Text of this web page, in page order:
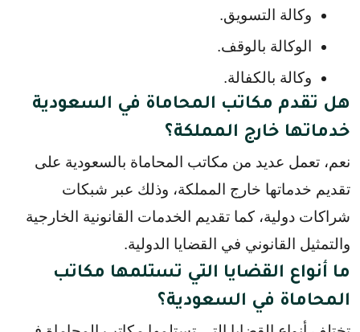
وكالة التسويق.
الوكالة بالوقف.
وكالة بالكفالة.
هل تقدم مكاتب المحاماة في السعودية
خدماتها خارج المملكة؟
نعم، تعمل عديد من مكاتب المحاماة بالسعودية على
تقديم خدماتها خارج المملكة، وذلك عبر شبكات
شراكات دولية، كما تقديم الخدمات القانونية الخارجية
والتمثيل القانوني في القضايا الدولية.
ما أنواع القضايا التي تستلمها مكاتب
المحاماة في السعودية؟